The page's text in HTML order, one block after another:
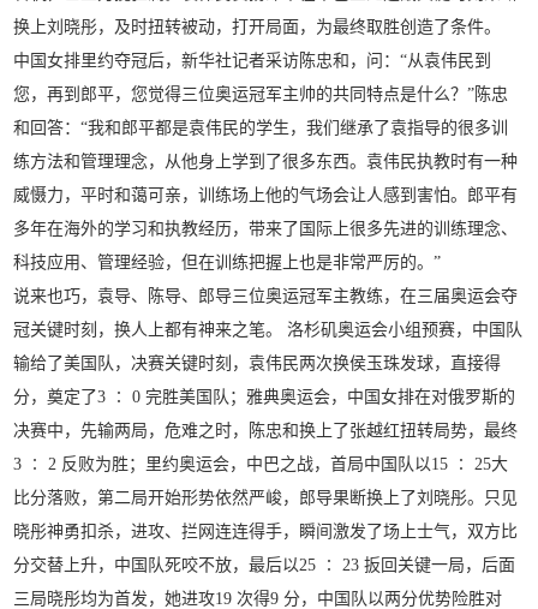
换上刘晓彤，及时扭转被动，打开局面，为最终取胜创造了条件。
中国女排里约夺冠后，新华社记者采访陈忠和，问：“从袁伟民到
您，再到郎平，您觉得三位奥运冠军主帅的共同特点是什么？”陈忠
和回答：“我和郎平都是袁伟民的学生，我们继承了袁指导的很多训
练方法和管理理念，从他身上学到了很多东西。袁伟民执教时有一种
威慑力，平时和蔼可亲，训练场上他的气场会让人感到害怕。郎平有
多年在海外的学习和执教经历，带来了国际上很多先进的训练理念、
科技应用、管理经验，但在训练把握上也是非常严厉的。”
说来也巧，袁导、陈导、郎导三位奥运冠军主教练，在三届奥运会夺
冠关键时刻，换人上都有神来之笔。 洛杉矶奥运会小组预赛，中国队
输给了美国队，决赛关键时刻，袁伟民两次换侯玉珠发球，直接得
分，奠定了3 ∶ 0 完胜美国队；雅典奥运会，中国女排在对俄罗斯的
决赛中，先输两局，危难之时，陈忠和换上了张越红扭转局势，最终
3 ∶ 2 反败为胜；里约奥运会，中巴之战，首局中国队以15 ∶ 25大
比分落败，第二局开始形势依然严峻，郎导果断换上了刘晓彤。只见
晓彤神勇扣杀，进攻、拦网连连得手，瞬间激发了场上士气，双方比
分交替上升，中国队死咬不放，最后以25 ∶ 23 扳回关键一局，后面
三局晓彤均为首发，她进攻19 次得9 分，中国队以两分优势险胜对